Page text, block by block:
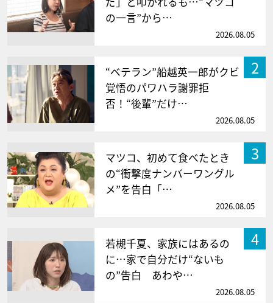
の一言”から…
2026.08.05
2
“ベテラン”船越英一郎がクビ
覚悟のパワハラ謝罪拒
否！“後輩”だけ…
2026.08.05
3
マツコ、初めて食べたとき
の“衝撃度ナンバーワングル
メ”を告白「…
2026.08.05
4
若槻千夏、家族にはあるの
に…家で自分だけ“ないも
の”告白 あわや…
2026.08.05